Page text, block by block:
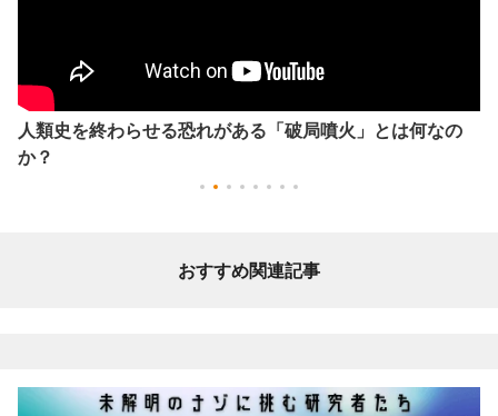
人類史を終わらせる恐れがある「破局噴火」とは何なの
か？
おすすめ関連記事